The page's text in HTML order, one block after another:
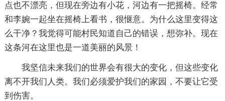
点也不漂亮，但现在旁边有小花，河边有一把摇椅。经常
和李婉一起坐在摇椅上看书，很惬意。为什么这里变得这
么干净？我觉得可能村民知道自己的错误，想弥补。现在
这条河在这里也是一道美丽的风景！
我坚信未来我们的世界会有很大的变化，但这些变化
离不开我们人类。我们必须爱护我们的家园，不要让它受
到伤害。